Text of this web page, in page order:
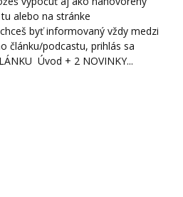
alebo na stránke
chceš byť informovaný vždy medzi
článku/podcastu, prihlás sa
Úvod + 2 NOVINKY...